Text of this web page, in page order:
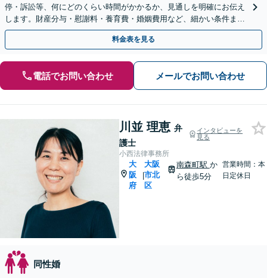
停・訴訟等、何にどのくらい時間がかかるか、見通しを明確にお伝え
します。財産分与・慰謝料・養育費・婚姻費用など、細かい条件まで
弁護士が詰めることで、後悔のない離婚を目指します。
料金表を見る
電話でお問い合わせ メールでお問い合わせ
川並 理恵 弁
護士
インタビューを
見る
小西法律事務所
大
阪
府
|
大阪
市北
区
南森町駅 か
ら徒歩5分
営業時間：本
日定休日
同性婚